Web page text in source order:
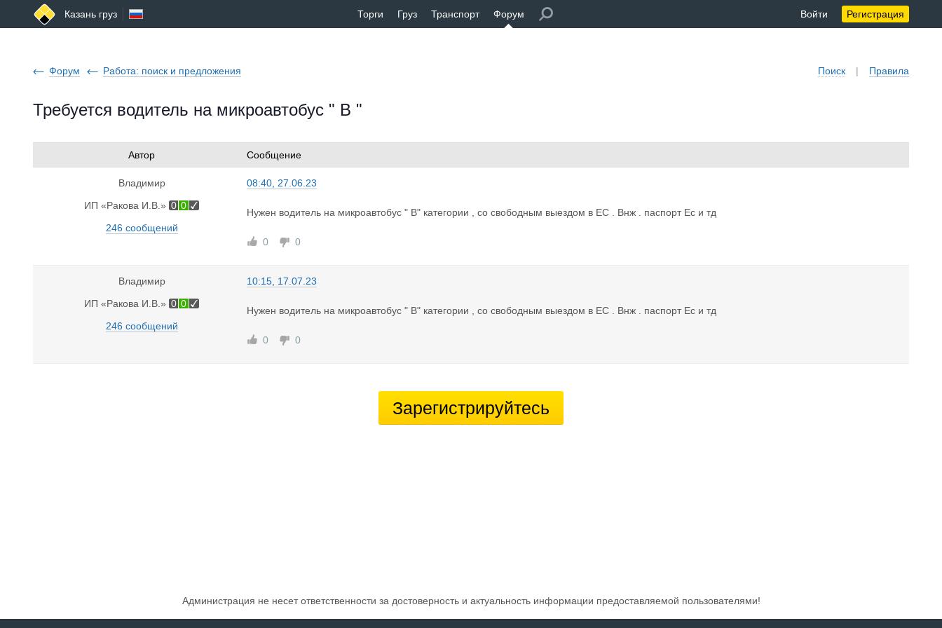
Казань груз Торги Груз Транспорт Форум Войти Регистрация
Поиск | Правила
Форум Работа: поиск и предложения
Требуется водитель на микроавтобус " В "
Автор Сообщение
Владимир
ИП «Ракова И.В.» 0 0
246 сообщений
08:40, 27.06.23
Нужен водитель на микроавтобус " B" категории , со свободным выездом в ЕС . Внж . паспорт Ес и тд
0 0
Владимир
ИП «Ракова И.В.» 0 0
246 сообщений
10:15, 17.07.23
Нужен водитель на микроавтобус " B" категории , со свободным выездом в ЕС . Внж . паспорт Ес и тд
0 0
Зарегистрируйтесь
Администрация не несет ответственности за достоверность и актуальность информации предоставляемой пользователями!